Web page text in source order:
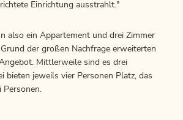
Einrichtung ausstrahlt."
also ein Appartement und drei Zimmer
der großen Nachfrage erweiterten
Mittlerweile sind es drei
bieten jeweils vier Personen Platz, das
Personen.